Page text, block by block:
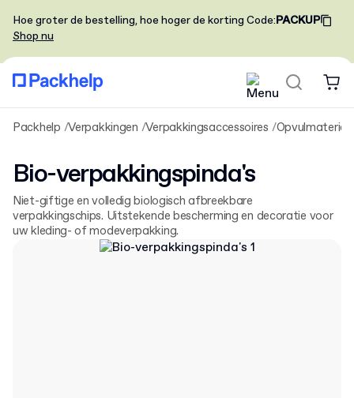
Hoe groter de bestelling, hoe hoger de korting Code:PACKUP
Shop nu
Packhelp Verpakkingen Verpakkingsaccessoires
Bio-verpakkingspinda's
Niet-giftige en volledig biologisch afbreekbare
verpakkingschips. Uitstekende bescherming en decoratie voor
uw kleding- of modeverpakking.